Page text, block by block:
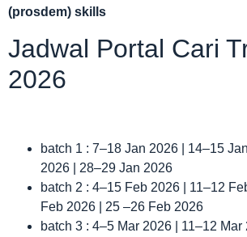
(prosdem) skills
Jadwal Portal Cari
2026
batch 1 : 7–18 Jan 2026 | 14–15
2026 | 28–29 Jan 2026
batch 2 : 4–15 Feb 2026 | 11–12
Feb 2026 | 25 –26 Feb 2026
batch 3 : 4–5 Mar 2026 | 11–12